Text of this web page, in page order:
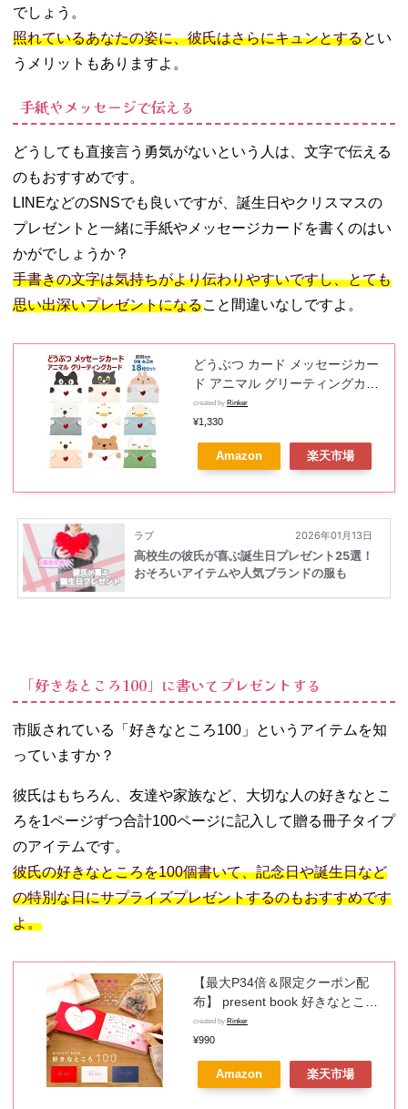
でしょう。
照れているあなたの姿に、彼氏はさらにキュンとするとい
うメリットもありますよ。
手紙やメッセージで伝える
どうしても直接言う勇気がないという人は、文字で伝える
のもおすすめです。
LINEなどのSNSでも良いですが、誕生日やクリスマスの
プレゼントと一緒に手紙やメッセージカードを書くのはい
かがでしょうか？
手書きの文字は気持ちがより伝わりやすいですし、とても
思い出深いプレゼントになること間違いなしですよ。
どうぶつ カード メッセージカー
ド アニマル グリーティングカー
ド バースデーカード 誕生日 バー
スデー メッセージ 誕生日カード
グリーティング レターセット 結
婚祝い 出産祝い 手紙セット 母の
created by Rinker
¥1,330
Amazon 楽天市場
「好きなところ100」に書いてプレゼントする
市販されている「好きなところ100」というアイテムを知
っていますか？
彼氏はもちろん、友達や家族など、大切な人の好きなとこ
ろを1ページずつ合計100ページに記入して贈る冊子タイプ
のアイテムです。
彼氏の好きなところを100個書いて、記念日や誕生日など
の特別な日にサプライズプレゼントするのもおすすめです
よ。
【最大P34倍＆限定クーポン配
布】 present book 好きなところ
100 バレンタイン 誕生日 敬老の
日 記念日 おうち時間 結婚記念日
プレゼントブック 好き100 贈り
物 ギフト 恋人 すきなところ 好
created by Rinker
¥990
Amazon 楽天市場